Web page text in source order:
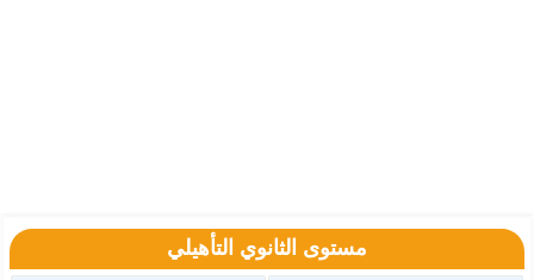
مستوى الثانوي التأهيلي